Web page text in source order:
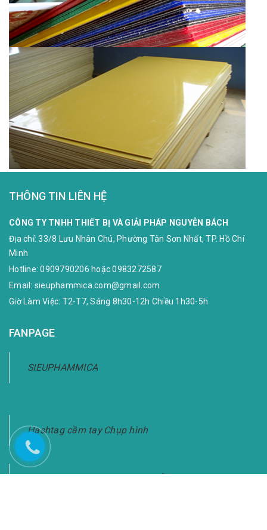
THÔNG TIN LIÊN HỆ
CÔNG TY TNHH THIẾT BỊ VÀ GIẢI PHÁP NGUYỄN BÁCH
Địa chỉ:33/8 Lưu Nhân Chú, Phường Tân Sơn Nhất, TP. Hồ Chí
Minh
Hotline:0909790206 hoặc0983272587
Email: sieuphammica.com@gmail.com
Giờ Làm Việc: T2-T7, Sáng 8h30-12h Chiều 1h30-5h
FANPAGE
SIEUPHAMMICA
Hashtag cầm tay Chụp hình